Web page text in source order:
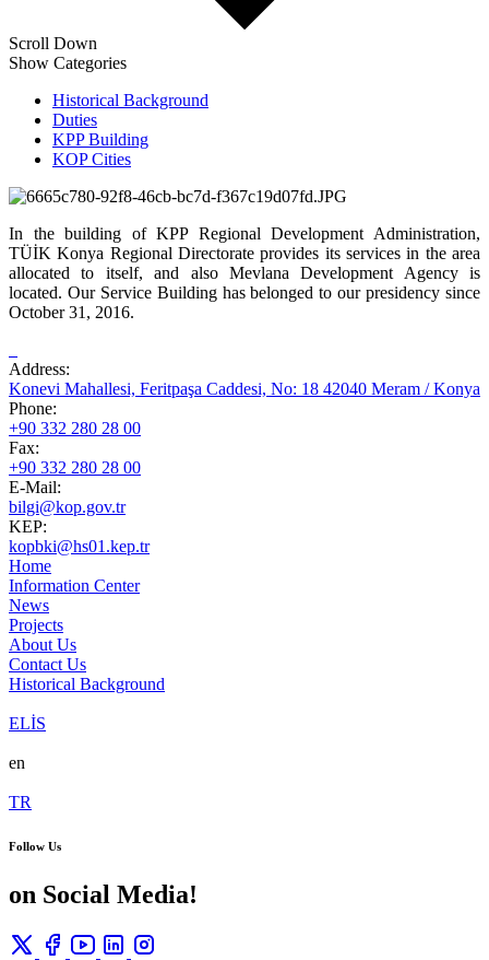
Scroll Down
Show Categories
Historical Background
Duties
KPP Building
KOP Cities
In the building of KPP Regional Development Administration,
TÜİK Konya Regional Directorate provides its services in the area
allocated to itself, and also Mevlana Development Agency is
located. Our Service Building has belonged to our presidency since
October 31, 2016.
Address:
Konevi Mahallesi, Feritpaşa Caddesi, No: 18 42040 Meram / Konya
Phone:
+90 332 280 28 00
Fax:
+90 332 280 28 00
E-Mail:
bilgi@kop.gov.tr
KEP:
kopbki@hs01.kep.tr
Home
Information Center
News
Projects
About Us
Contact Us
Historical Background
ELİS
en
TR
Follow Us
on Social Media!